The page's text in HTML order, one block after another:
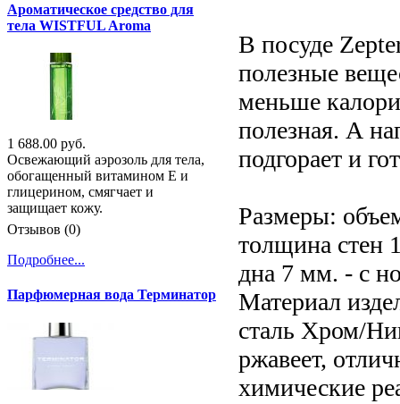
В посуде
полезные
меньше
полезная. А
подгорает и
Размеры:
толщина
дна 7 мм. - с
Материал
сталь Хром/
ржавеет,
химические
Ароматическое средство для
тела WISTFUL Aroma
1 688.00 руб.
Освежающий аэрозоль для тела,
обогащенный витамином Е и
глицерином, смягчает и
защищает кожу.
Отзывов (0)
Подробнее...
Парфюмерная вода Терминатор